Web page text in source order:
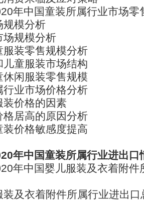
年中国童装所属行业市场零
规模分析
场规模分析
装零售规模分析
童服装市场结构
休闲服装零售规模
业市场价格分析
装价格的因素
居高的原因分析
价格敏感度提高
年中国童装所属行业进出口
年中国婴儿服装及衣着附件
装及衣着附件所属行业进出口